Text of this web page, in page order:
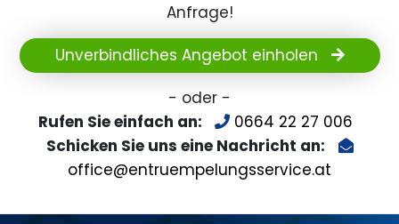
Anfrage!
Unverbindliches Angebot einholen
- oder -
Rufen Sie einfach an:
0664 22 27 006
Schicken Sie uns eine Nachricht an:
office@entruempelungsservice.at